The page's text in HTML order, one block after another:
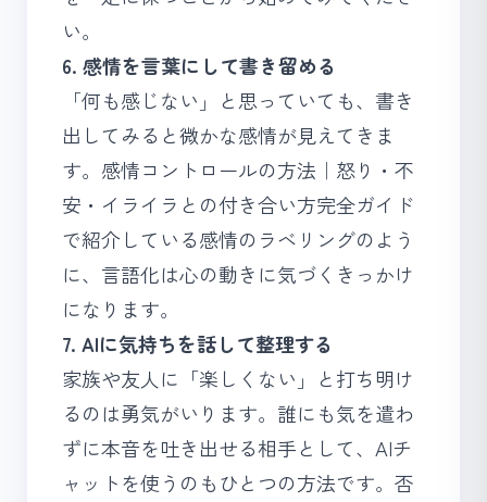
い。
6. 感情を言葉にして書き留める
「何も感じない」と思っていても、書き
出してみると微かな感情が見えてきま
す。 感情コントロールの方法｜怒り・不
安・イライラとの付き合い方完全ガイド
で紹介している感情のラベリングのよう
に、言語化は心の動きに気づくきっかけ
になります。
7. AIに気持ちを話して整理する
家族や友人に「楽しくない」と打ち明け
るのは勇気がいります。誰にも気を遣わ
ずに本音を吐き出せる相手として、AIチ
ャットを使うのもひとつの方法です。否